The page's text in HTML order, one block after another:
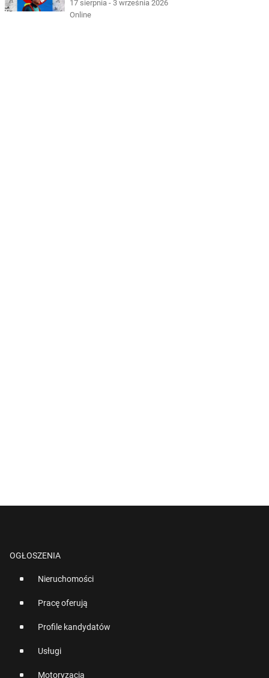
17 sierpnia - 3 września 2026
Online
OGŁOSZENIA
Nieruchomości
Pracę oferują
Profile kandydatów
Usługi
Motoryzacja